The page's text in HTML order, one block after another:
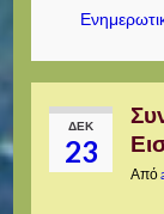
ΔΕΚ
23
Από